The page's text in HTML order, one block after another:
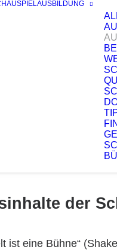
der
ist eine Bühne“